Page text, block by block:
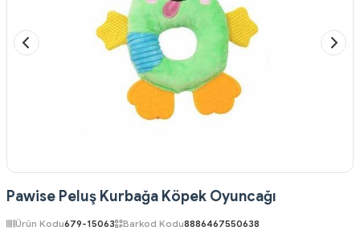
Pawise Peluş Kurbağa Köpek Oyuncağı
Ürün Kodu679-15063 Barkod Kodu8886467550638